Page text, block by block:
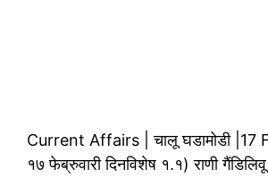
Current Affairs | चालू घडामोडी |17
१७ फेब्रुवारी दिनविशेष १.१) राणी